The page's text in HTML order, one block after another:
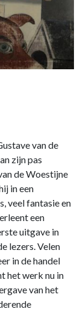
van de
zijn pas
de Woestijne
in een
veel fantasie en
een
uitgave in
lezers. Velen
in de handel
het werk nu in
van het